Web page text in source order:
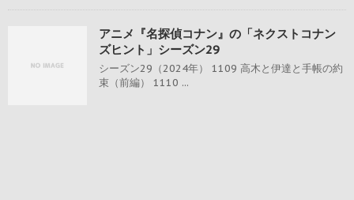
アニメ『名探偵コナン』の「ネクストコナン
ズヒント」シーズン29
シーズン29（2024年） 1109 高木と伊達と手帳の約
束（前編） 1110 ...